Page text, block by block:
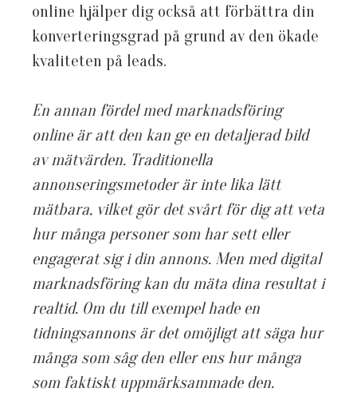
online hjälper dig också att förbättra din
konverteringsgrad på grund av den ökade
kvaliteten på leads.
En annan fördel med marknadsföring
online är att den kan ge en detaljerad bild
av mätvärden. Traditionella
annonseringsmetoder är inte lika lätt
mätbara, vilket gör det svårt för dig att veta
hur många personer som har sett eller
engagerat sig i din annons. Men med digital
marknadsföring kan du mäta dina resultat i
realtid. Om du till exempel hade en
tidningsannons är det omöjligt att säga hur
många som såg den eller ens hur många
som faktiskt uppmärksammade den.